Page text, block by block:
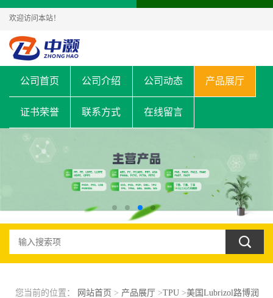
欢迎访问本站！
公司首页 公司介绍 公司动态 产品展厅
证书荣誉 联系方式 在线留言
您当前的位置： 网站首页 > 产品展厅>TPU>美国Lubrizol路博润